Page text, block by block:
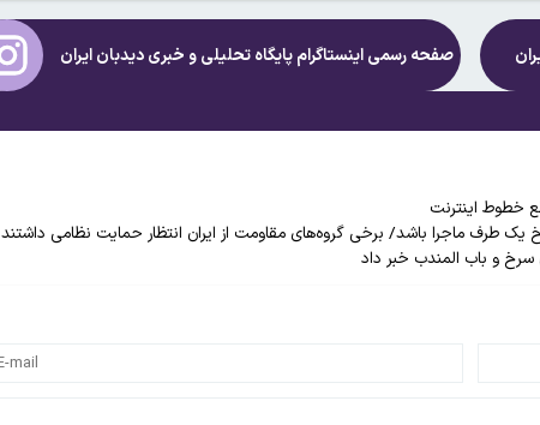
صفحه رسمی اینستاگرام پایگاه تحلیلی و خبریدیدبان ایران
خطوط اینترنت
یک طرف ماجرا باشد/ برخی گروه‌های مقاومت از ایران انتظار حمایت نظامی داشتند
سرخ و باب المندب خبر داد